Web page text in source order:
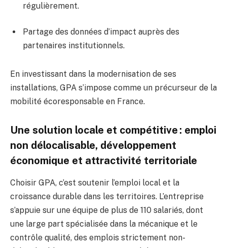
régulièrement.
Partage des données d’impact auprès des
partenaires institutionnels.
En investissant dans la modernisation de ses
installations, GPA s’impose comme un précurseur de la
mobilité écoresponsable en France.
Une solution locale et compétitive : emploi
non délocalisable, développement
économique et attractivité territoriale
Choisir GPA, c’est soutenir l’emploi local et la
croissance durable dans les territoires. L’entreprise
s’appuie sur une équipe de plus de 110 salariés, dont
une large part spécialisée dans la mécanique et le
contrôle qualité, des emplois strictement non-